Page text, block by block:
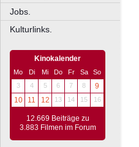
Jobs.
Kulturlinks.
Kinokalender
Mo Di Mi Do Fr Sa
So
3
4 5 6 7 8
9
10
11 12 13 14 15 16
12.669 Beiträge zu
3.883 Filmen im Forum